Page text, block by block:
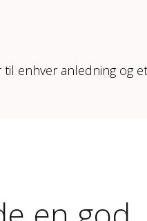
enhver anledning og